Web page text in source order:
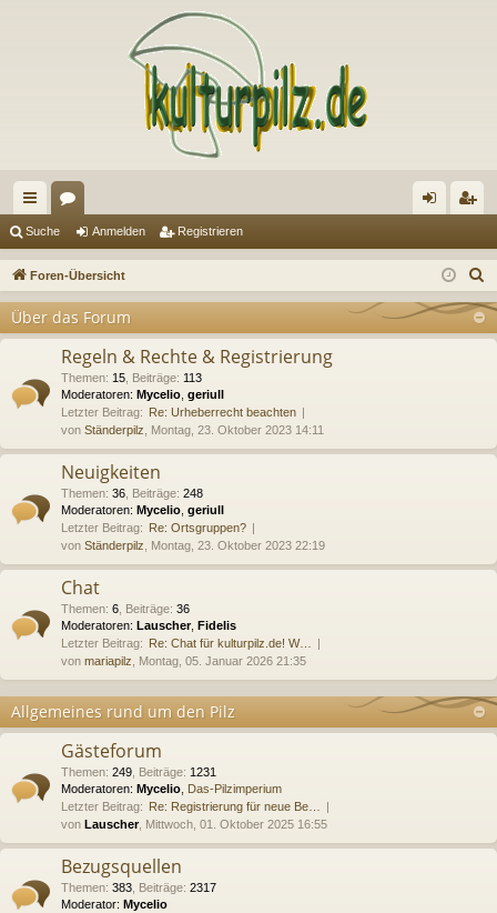
ch
ne
ug
en m
de
ist
re
Suche Anmelden Registrieren
Foren-Übersicht
Über das Forum
Regeln & Rechte & Registrierung
Themen: 15 Beiträge: 113
Moderatoren: Mycelio geriull
Letzter Beitrag: Re: Urheberrecht beachten
von Ständerpilz , Montag, 23. Oktober 2023 14:11
Neuigkeiten
Themen: 36 Beiträge: 248
Moderatoren: Mycelio geriull
Letzter Beitrag: Re: Ortsgruppen?
von Ständerpilz , Montag, 23. Oktober 2023 22:19
Chat
Themen: 6 Beiträge: 36
Moderatoren: Lauscher, Fidelis
Letzter Beitrag: Re: Chat für kulturpilz.de! W…
von mariapilz , Montag, 05. Januar 2026 21:35
Allgemeines rund um den Pilz
Gästeforum
Themen: 249 Beiträge: 1231
Moderatoren: Mycelio Das-Pilzimperium
Letzter Beitrag: Re: Registrierung für neue Be…
von Lauscher, Mittwoch, 01. Oktober 2025 16:55
Bezugsquellen
Themen: 383 Beiträge: 2317
Moderator: Mycelio